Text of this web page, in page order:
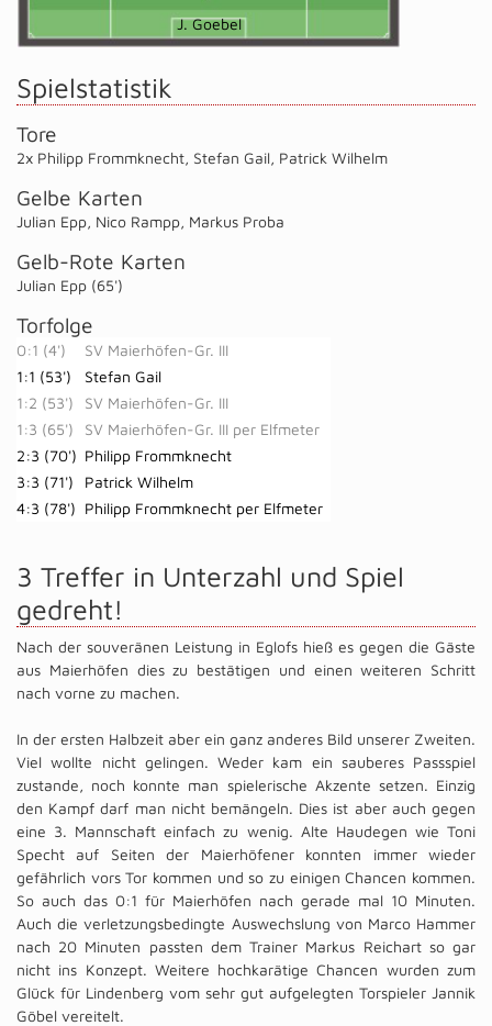
J. Goebel
Spielstatistik
Tore
2x Philipp Frommknecht, Stefan Gail, Patrick Wilhelm
Gelbe Karten
Julian Epp, Nico Rampp, Markus Proba
Gelb-Rote Karten
Julian Epp (65')
Torfolge
0:1 (4')
SV Maierhöfen-Gr. III
1:1 (53')
Stefan Gail
1:2 (53')
SV Maierhöfen-Gr. III
1:3 (65')
SV Maierhöfen-Gr. III per Elfmeter
2:3 (70') Philipp Frommknecht
3:3 (71')
Patrick Wilhelm
4:3 (78') Philipp Frommknecht per Elfmeter
3 Treffer in Unterzahl und Spiel
gedreht!
Nach der souveränen Leistung in Eglofs hieß es gegen die Gäste
aus Maierhöfen dies zu bestätigen und einen weiteren Schritt
nach vorne zu machen.
In der ersten Halbzeit aber ein ganz anderes Bild unserer Zweiten.
Viel wollte nicht gelingen. Weder kam ein sauberes Passspiel
zustande, noch konnte man spielerische Akzente setzen. Einzig
den Kampf darf man nicht bemängeln. Dies ist aber auch gegen
eine 3. Mannschaft einfach zu wenig. Alte Haudegen wie Toni
Specht auf Seiten der Maierhöfener konnten immer wieder
gefährlich vors Tor kommen und so zu einigen Chancen kommen.
So auch das 0:1 für Maierhöfen nach gerade mal 10 Minuten.
Auch die verletzungsbedingte Auswechslung von Marco Hammer
nach 20 Minuten passten dem Trainer Markus Reichart so gar
nicht ins Konzept. Weitere hochkarätige Chancen wurden zum
Glück für Lindenberg vom sehr gut aufgelegten Torspieler Jannik
Göbel vereitelt.